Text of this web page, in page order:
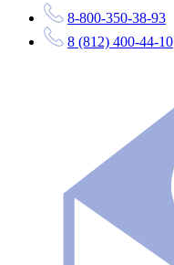
8-800-350-38-93
8 (812) 400-44-10